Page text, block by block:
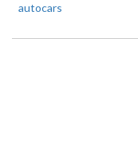
autocars